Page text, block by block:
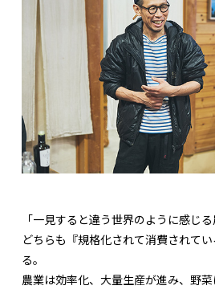
「一見すると違う世界のように感じ
どちらも『規格化されて消費されて
る。
農業は効率化、大量生産が進み、野菜